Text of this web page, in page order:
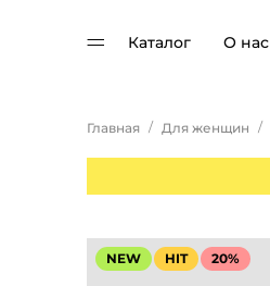
Каталог О нас
Главная / Для женщин /
NEW HIT 20%